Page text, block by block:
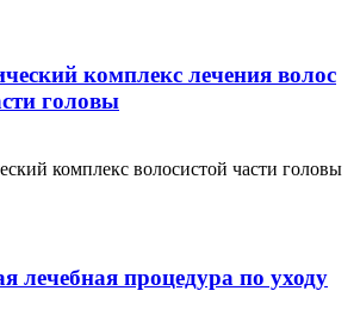
комплекс лечения волос
головы
комплекс волосистой части головы
лечебная процедура по уходу